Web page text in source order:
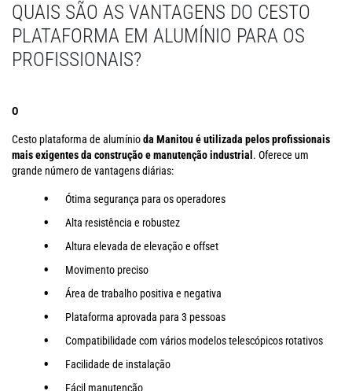
QUAIS SÃO AS VANTAGENS DO CESTO
PLATAFORMA EM ALUMÍNIO PARA OS
PROFISSIONAIS?
O
Cesto plataforma de alumínioda Manitou é utilizada pelos profissionais
mais exigentes da construção e manutenção industrial . Oferece um
grande número de vantagens diárias:
Ótima segurança para os operadores
Alta resistência e robustez
Altura elevada de elevação e offset
Movimento preciso
Área de trabalho positiva e negativa
Plataforma aprovada para 3 pessoas
Compatibilidade com vários modelos telescópicos rotativos
Facilidade de instalação
Fácil manutenção